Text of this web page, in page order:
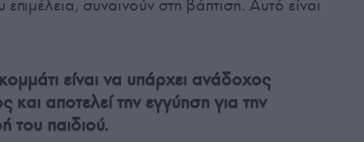
επιμέλεια, συναινούν στη βάπτιση. Αυτό είναι
είναι να υπάρχει ανάδοχος
και αποτελεί την εγγύηση για την
του παιδιού.